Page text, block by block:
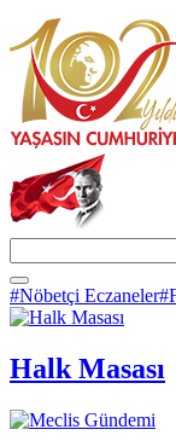
#Nöbetçi Eczaneler
Halk Masası